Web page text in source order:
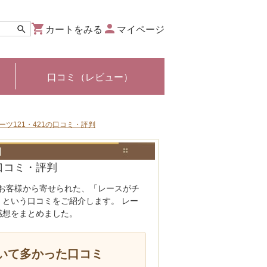
カートをみる マイページ
口コミ（レビュー）
ツ121・421の口コミ・評判
ミ・評判
客様から寄せられた、「レースがチ
いう口コミをご紹介します。 レー
をまとめました。
て多かった口コミ